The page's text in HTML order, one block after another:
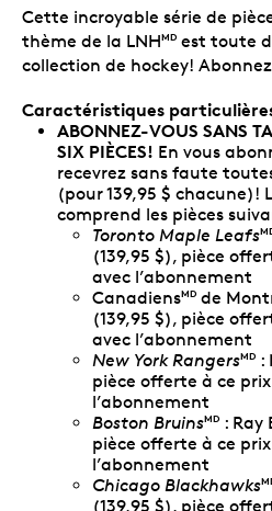
Cette incroyable série de
thème de la LNHMD est toute
collection de hockey!
Caractéristiques
ABONNEZ-VOUS SANS
SIX PIÈCES! En vous
recevrez sans faute
(pour 139,95 $ chacune)!
comprend les pièces
Toronto Maple Leafs
(139,95 $), pièce
avec l’abonnement
CanadiensMD de
(139,95 $), pièce
avec l’abonnement
New York RangersMD :
pièce offerte à ce
l’abonnement
Boston BruinsMD : Ray
pièce offerte à ce
l’abonnement
Chicago Blackhawks
(139,95 $), pièce